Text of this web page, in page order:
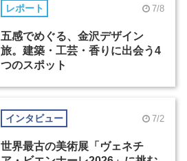
レポート 7/8
五感でめぐる、金沢デザイン
旅。建築・工芸・香りに出会う4
つのスポット
インタビュー 7/2
世界最古の美術展「ヴェネチ